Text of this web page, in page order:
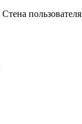
Стена пользователя